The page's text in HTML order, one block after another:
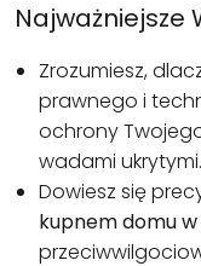
Najważniejsze
Zrozumiesz,
prawnego i
ochrony
wadami ukrytymi.
Dowiesz się
kupnem domu